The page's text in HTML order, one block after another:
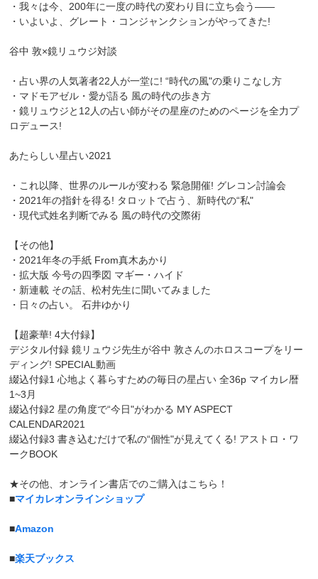
・我々は今、200年に一度の時代の変わり目に立ち会う――
・いよいよ、グレート・コンジャンクションがやってきた!
谷中 敦×鏡リュウジ対談
・占い界の人気著者22人が一堂に! “時代の風"の乗りこなし方
・マドモアゼル・愛が語る 風の時代の歩き方
・鏡リュウジと12人の占い師がその星座のためのページを全力プ
ロデュース!
あたらしい星占い2021
・これ以降、世界のルールが変わる 緊急開催! グレコン討論会
・2021年の指針を得る! タロットで占う、新時代の“私"
・現代式姓名判断でみる 風の時代の交際術
【その他】
・2021年冬の手紙 From真木あかり
・拡大版 今号の四季図 マギー・ハイド
・新連載 その話、松村先生に聞いてみました
・日々の占い。 石井ゆかり
【超豪華! 4大付録】
デジタル付録 鏡リュウジ先生が谷中 敦さんのホロスコープをリー
ディング! SPECIAL動画
綴込付録1 心地よく暮らすための毎日の星占い 全36p マイカレ暦
1~3月
綴込付録2 星の角度で“今日"がわかる MY ASPECT
CALENDAR2021
綴込付録3 書き込むだけで私の“個性"が見えてくる! アストロ・ワ
ークBOOK
★その他、オンライン書店でのご購入はこちら！
■マイカレオンラインショップ
■Amazon
■楽天ブックス